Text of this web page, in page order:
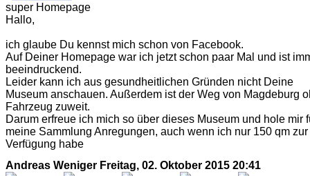
super Homepage
Hallo,
ich glaube Du kennst mich schon von Facebook.
Auf Deiner Homepage war ich jetzt schon paar Mal und ist
beeindruckend.
Leider kann ich aus gesundheitlichen Gründen nicht Deine
Museum anschauen. Außerdem ist der Weg von Magdeburg
Fahrzeug zuweit.
Darum erfreue ich mich so über dieses Museum und hole mir
meine Sammlung Anregungen, auch wenn ich nur 150 qm zur
Verfügung habe
Andreas Weniger Freitag, 02. Oktober 2015 20:41